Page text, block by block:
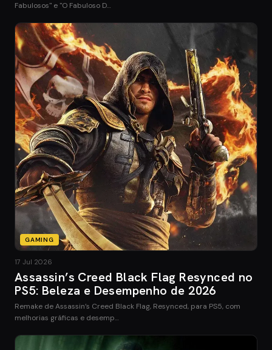
Fabulosos" e "O Fabuloso D…
GAMING
17 Jul 2026
Assassin’s Creed Black Flag Resynced no
PS5: Beleza e Desempenho de 2026
Remake de Assassin’s Creed Black Flag, Resynced, para PS5, com
melhorias gráficas e desemp…